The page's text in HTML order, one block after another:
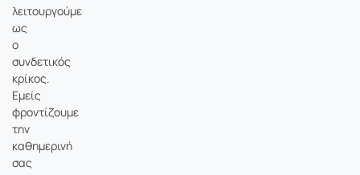
λειτουργούμε
ως
ο
συνδετικός
κρίκος.
Εμείς
φροντίζουμε
την
καθημερινή
σας